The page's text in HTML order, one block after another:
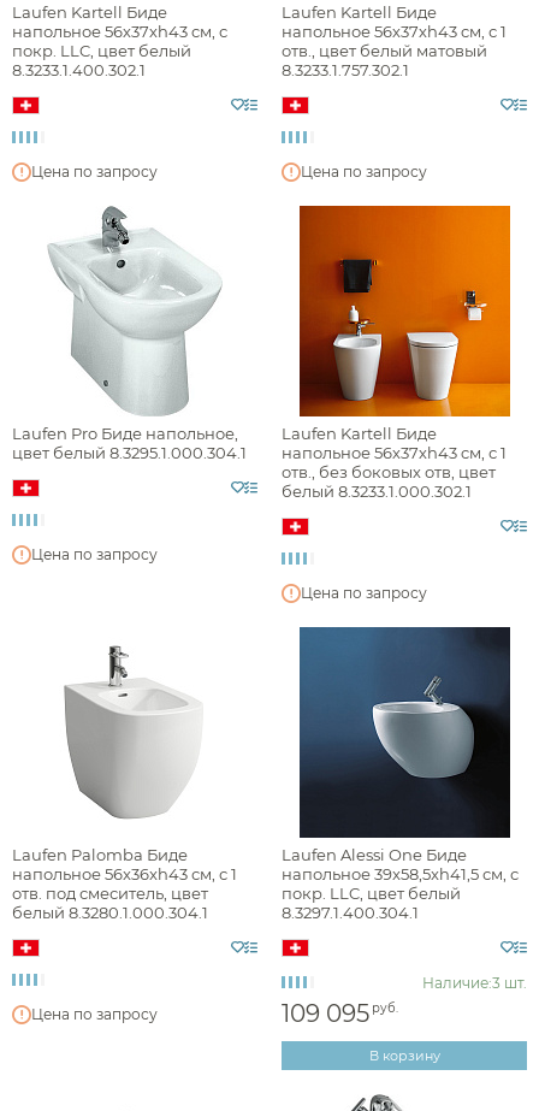
Каталог
Смесители
Аксессуары
Держатели туалетной бумаги
Дозаторы
Стаканы
Ершики
Душ
Смесители встраиваемые для душа и ванны
Смесители накладные для душа и ванны
арт-деко
экостиль
Раздел каталога
напольные биде
Монтаж
Ширина, см
Глубина, см
Laufen Kartell Биде
напольное 56х37хh43 cм, с
покр. LLC, цвет белый
8.3233.1.400.302.1
Цена по запросу
Laufen Kartell Биде
напольное 56х37хh43 cм, с 1
отв., цвет белый матовый
8.3233.1.757.302.1
Цена по запросу
Laufen Pro Биде напольное,
цвет белый 8.3295.1.000.304.1
Цена по запросу
Laufen Kartell Биде
напольное 56х37хh43 cм, с 1
отв., без боковых отв, цвет
белый 8.3233.1.000.302.1
Цена по запросу
Laufen Palomba Биде
напольное 56x36xh43 см, с 1
отв. под смеситель, цвет
белый 8.3280.1.000.304.1
Цена по запросу
Laufen Alessi One Биде
напольное 39x58,5xh41,5 см, с
покр. LLC, цвет белый
8.3297.1.400.304.1
Наличие:3 шт.
109 095 руб.
В корзину